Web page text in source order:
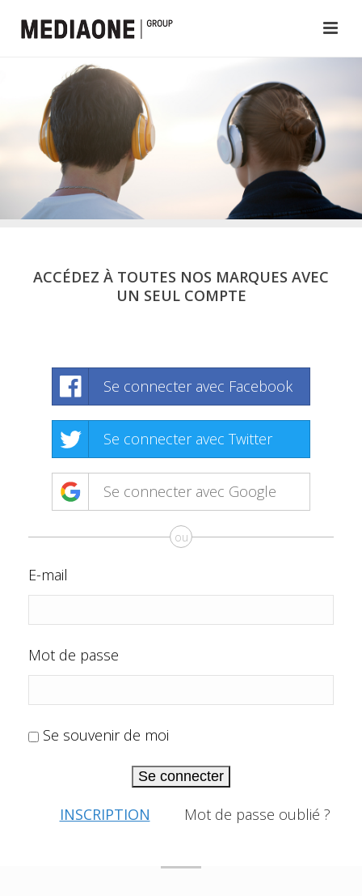
ACCÉDEZ À TOUTES NOS MARQUES AVEC
UN SEUL COMPTE
Se connecter avec Facebook
Se connecter avec Twitter
Se connecter avec Google
ou
E-mail
Mot de passe
Se souvenir de moi
Se connecter
INSCRIPTION Mot de passe oublié ?